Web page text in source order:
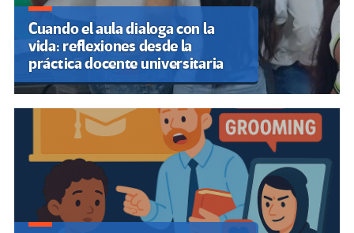
Cuando el aula dialoga con la
vida: reflexiones desde la
práctica docente universitaria